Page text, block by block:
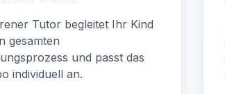
Tutor begleitet Ihr Kind
gesamten
und passt das
individuell an.